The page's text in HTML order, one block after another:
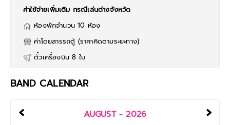
ค่าใช้จ่ายเพิ่มเติม กรณีเล่นต่างจังหวัด
ห้องพักจำนวน 10 ห้อง
ค่าโดยสารรถตู้ (ราคาคิดตามระยะทาง)
ตั๋วเครื่องบิน 8 ใบ
BAND CALENDAR
‹ ›
AUGUST - 2026